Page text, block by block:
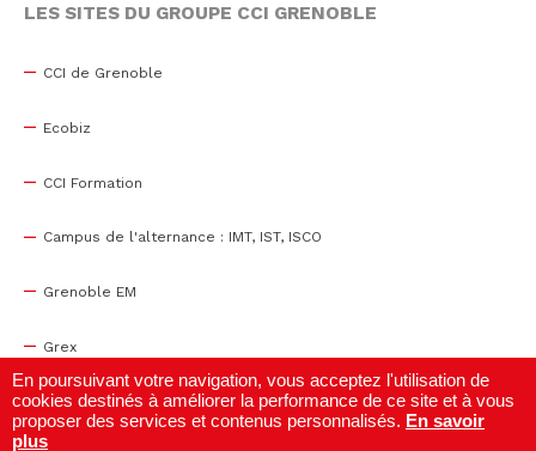
LES SITES DU GROUPE CCI GRENOBLE
CCI de Grenoble
Ecobiz
CCI Formation
Campus de l'alternance : IMT, IST, ISCO
Grenoble EM
Grex
WTC Grenoble
En poursuivant votre navigation, vous acceptez l'utilisation de
cookies destinés à améliorer la performance de ce site et à vous
proposer des services et contenus personnalisés. En savoir
plus